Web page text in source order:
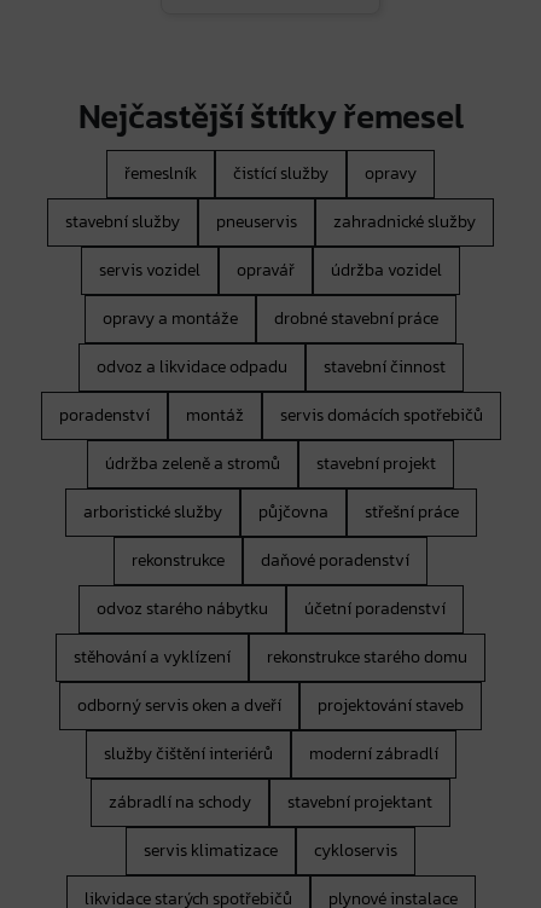
Nejčastější štítky řemesel
řemeslník čistící služby
opravy
stavební služby
pneuservis
zahradnické služby
servis vozidel
opravář
údržba vozidel
opravy a montáže
drobné stavební práce
odvoz a likvidace odpadu
stavební činnost
poradenství
montáž
servis domácích spotřebičů
údržba zeleně a stromů
stavební projekt
arboristické služby
půjčovna
střešní práce
rekonstrukce
daňové poradenství
odvoz starého nábytku
účetní poradenství
stěhování a vyklízení
rekonstrukce starého domu
odborný servis oken a dveří
projektování staveb
služby čištění interiérů
moderní zábradlí
zábradlí na schody
stavební projektant
servis klimatizace
cykloservis
likvidace starých spotřebičů
plynové instalace